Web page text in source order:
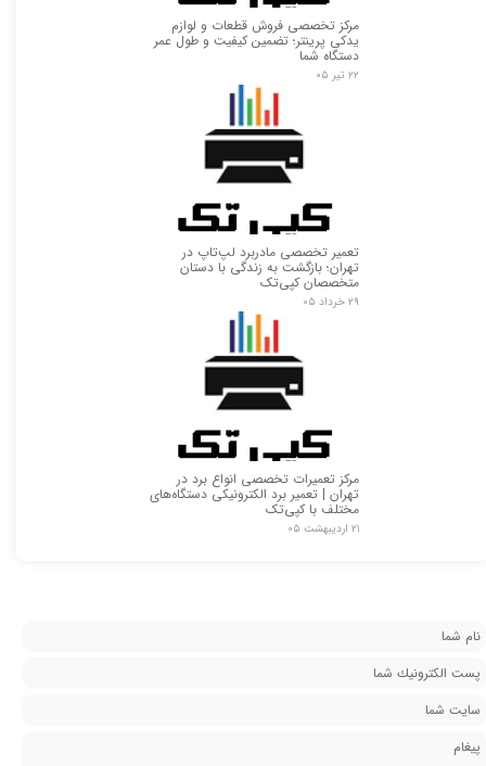
مرکز تخصصی فروش قطعات و لوازم
یدکی پرینتر؛ تضمین کیفیت و طول عمر
دستگاه شما
۲۲ تیر ۰۵
تعمیر تخصصی مادربرد لپ‌تاپ در
تهران؛ بازگشت به زندگی با دستان
متخصصان کپی‌تک
۲۹ خرداد ۰۵
مرکز تعمیرات تخصصی انواع برد در
تهران | تعمیر برد الکترونیکی دستگاه‌های
مختلف با کپی‌تک
۲۱ اردیبهشت ۰۵